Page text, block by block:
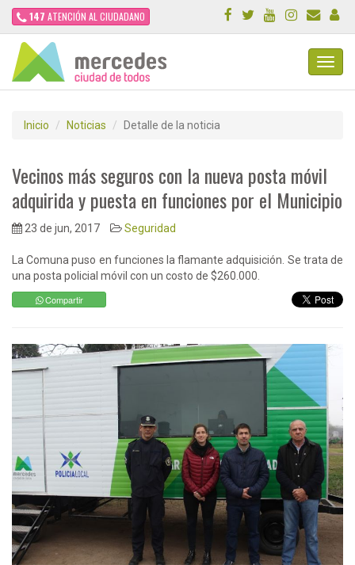
147 ATENCIÓN AL CIUDADANO
Inicio Noticias Detalle de la noticia
Vecinos más seguros con la nueva posta móvil
adquirida y puesta en funciones por el Municipio
23 de jun, 2017 Seguridad
La Comuna puso en funciones la flamante adquisición. Se trata de
una posta policial móvil con un costo de $260.000.
Compartir